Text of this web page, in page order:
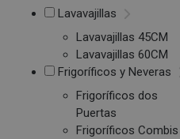
Lavavajillas
Lavavajillas 45CM
Lavavajillas 60CM
Frigoríficos y Neveras
Frigoríficos dos
Puertas
Frigoríficos Combis